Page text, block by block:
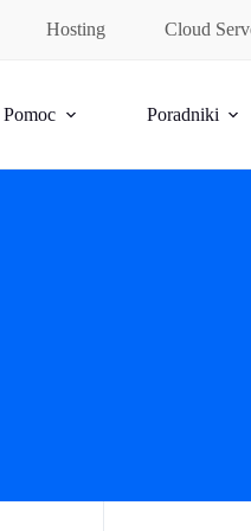
Hosting Cloud
Pomoc Poradniki